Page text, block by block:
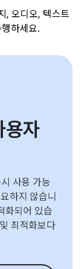
, 오디오, 텍스트
하세요.
자
사용 가능
하지 않습니
화되어 있습
최적화보다